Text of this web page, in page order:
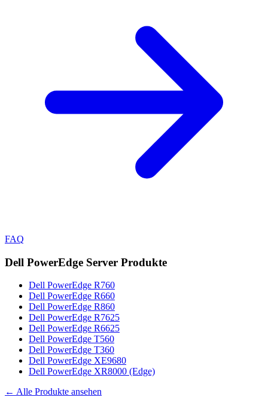
FAQ
Dell PowerEdge Server Produkte
Dell PowerEdge R760
Dell PowerEdge R660
Dell PowerEdge R860
Dell PowerEdge R7625
Dell PowerEdge R6625
Dell PowerEdge T560
Dell PowerEdge T360
Dell PowerEdge XE9680
Dell PowerEdge XR8000 (Edge)
← Alle Produkte ansehen